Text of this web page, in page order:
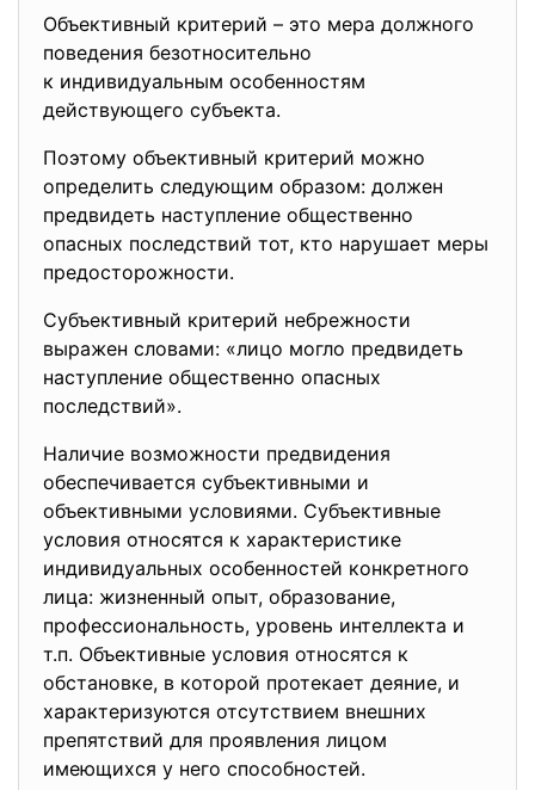
Объективный критерий – это мера должного
поведения безотносительно
к индивидуальным особенностям
действующего субъекта.
Поэтому объективный критерий можно
определить следующим образом: должен
предвидеть наступление общественно
опасных последствий тот, кто нарушает меры
предосторожности.
Субъективный критерий небрежности
выражен словами: «лицо могло предвидеть
наступление общественно опасных
последствий».
Наличие возможности предвидения
обеспечивается субъективными и
объективными условиями. Субъективные
условия относятся к характеристике
индивидуальных особенностей конкретного
лица: жизненный опыт, образование,
профессиональность, уровень интеллекта и
т.п. Объективные условия относятся к
обстановке, в которой протекает деяние, и
характеризуются отсутствием внешних
препятствий для проявления лицом
имеющихся у него способностей.